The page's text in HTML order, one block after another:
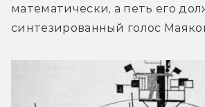
математически, а петь его
синтезированный голос